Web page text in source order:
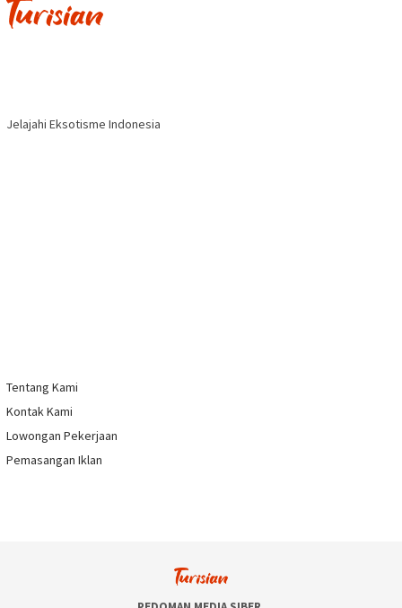
Jelajahi Eksotisme Indonesia
Tentang Kami
Kontak Kami
Lowongan Pekerjaan
Pemasangan Iklan